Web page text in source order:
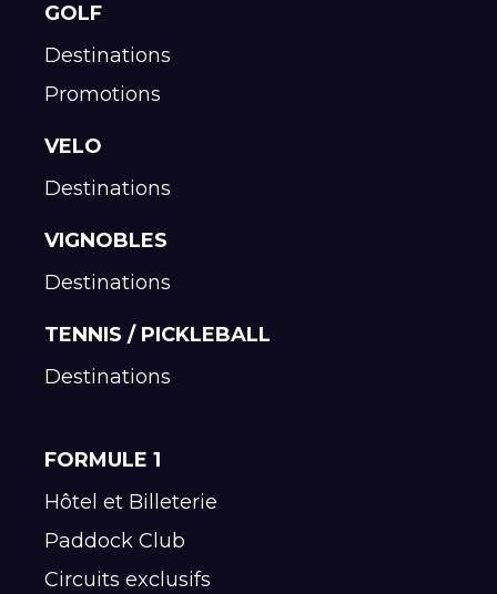
GOLF
Destinations
Promotions
VELO
Destinations
VIGNOBLES
Destinations
TENNIS / PICKLEBALL
Destinations
FORMULE 1
Hôtel et Billeterie
Paddock Club
Circuits exclusifs